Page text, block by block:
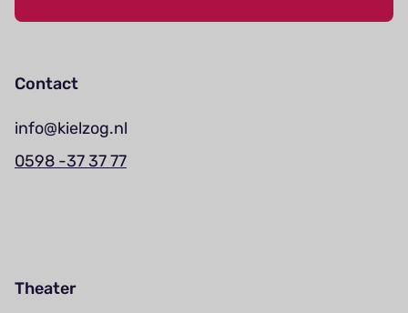
Contact
info@kielzog.nl
0598 -37 37 77
Theater